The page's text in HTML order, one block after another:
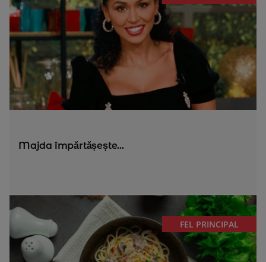
Majda împărtășește...
FEL PRINCIPAL